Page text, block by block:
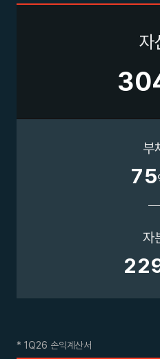
자
30
부
75
자
22
* 1Q26 손익계산서